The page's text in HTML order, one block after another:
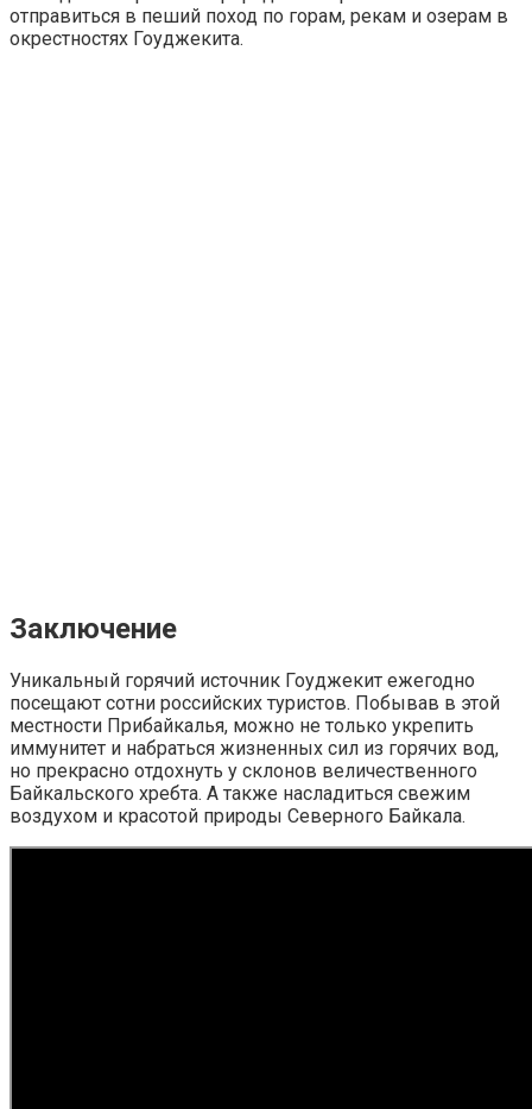
отправиться в пеший поход по горам, рекам и озерам в
окрестностях Гоуджекита.
Заключение
Уникальный горячий источник Гоуджекит ежегодно
посещают сотни российских туристов. Побывав в этой
местности Прибайкалья, можно не только укрепить
иммунитет и набраться жизненных сил из горячих вод,
но прекрасно отдохнуть у склонов величественного
Байкальского хребта. А также насладиться свежим
воздухом и красотой природы Северного Байкала.